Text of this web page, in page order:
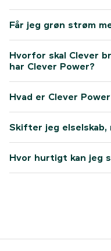
Får jeg grøn strøm
Hvorfor skal Clever
har Clever Power?
Hvad er Clever
Skifter jeg elselskab,
Hvor hurtigt kan jeg